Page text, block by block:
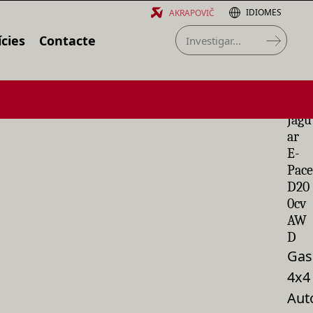
Contacte
IDIOMES
AKRAPOVIČ
Jagu
ar
E-
Pace
D20
0cv
AW
D
4x4